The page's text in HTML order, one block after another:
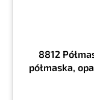
8812
półmaska,